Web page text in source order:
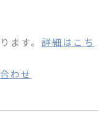
ます。 詳細はこち
わせ